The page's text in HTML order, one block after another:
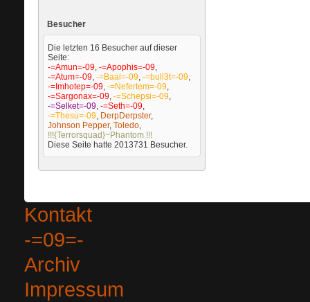
Besucher
Die letzten 16 Besucher auf dieser
Seite:
-=Amun=-09, -=Apophis=-09,
-=Atum=-09, -=Baal=-09, -=bull3t=-09,
-=Imhotep=-09, -=Nefertem=-09,
-=Sargonax=-09, -=Schepsi=-09,
-=Selket=-09, -=Seth=-09,
-=Thesu=-09, DerpDerpster,
Johnson Pepper, Toledo,
!!!{Terrorsquad}~Phantom !!!
Diese Seite hatte 2013731 Besucher.
Kontakt
-=09=-
Archiv
Impressum